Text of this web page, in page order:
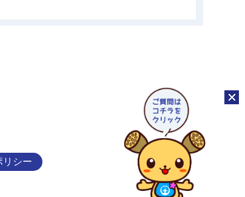
リシー
チャ